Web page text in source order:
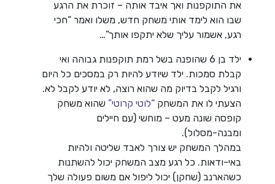
את התוקפנות ואך איבד אותה – זוכרת את הרגע
שבו הוא לימד אותי משחק חדש, משלו ואמר “חכי
רגע, אשמור עליך שלא יתקפו אותך”…
ילד בן 6 שהופנה בשל רמת תוקפנות גבוהה ואי
קבלת סמכות. ילד שיודע להיות רק במסכים כל היום
ורגיל לקבל בדיוק מה שהוא רוצה, לא יודע לקבל לא.
הצעתי לו את המשחק “לוטי קרוטי” שהוא משחק
קופסה שונה מעט – מוחשי (עם חיילים
ומבנה-מסלול).
במהלך המשחק יש צורך לאבד שליטה ולהיות
באי-ודאות. כל רגע מצב המשחק יכול להשתנות
כשהארנב (שחקן) יכול ליפול אם משום פעולה שלך